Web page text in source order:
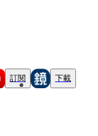
訂閱 下載